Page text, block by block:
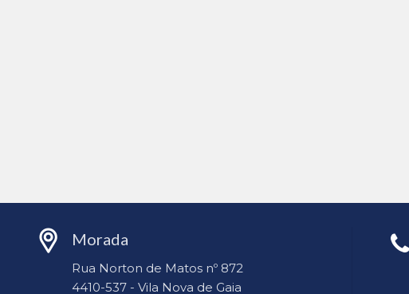
Morada
Rua Norton de Matos nº 872
4410-537 - Vila Nova de Gaia